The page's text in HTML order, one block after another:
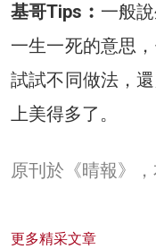
基哥Tips︰ 一般
一生一死的意思
試試不同做法，
上美得多了。
原刊於《晴報》
更多精采文章